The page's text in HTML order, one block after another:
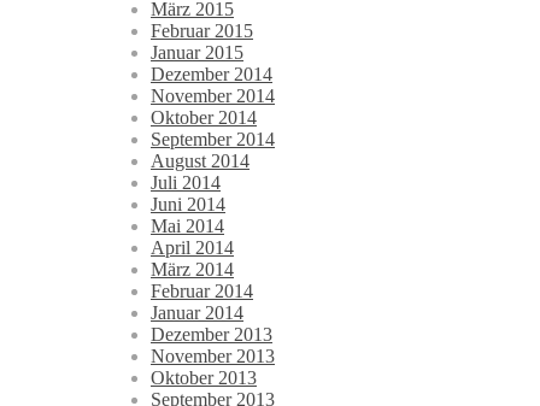
März 2015
Februar 2015
Januar 2015
Dezember 2014
November 2014
Oktober 2014
September 2014
August 2014
Juli 2014
Juni 2014
Mai 2014
April 2014
März 2014
Februar 2014
Januar 2014
Dezember 2013
November 2013
Oktober 2013
September 2013